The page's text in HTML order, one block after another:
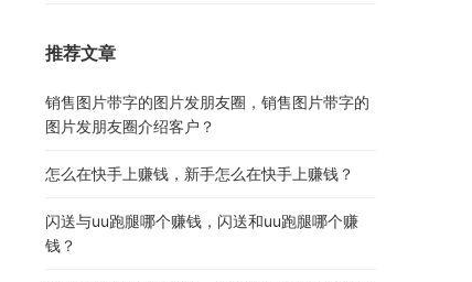
推荐文章
销售图片带字的图片发朋友圈，销售图片带字的
图片发朋友圈介绍客户？
怎么在快手上赚钱，新手怎么在快手上赚钱？
闪送与uu跑腿哪个赚钱，闪送和uu跑腿哪个赚
钱？